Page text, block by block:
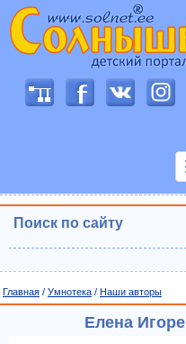
Поиск по сайту
Главная / Умнотека / Наши авторы
Елена